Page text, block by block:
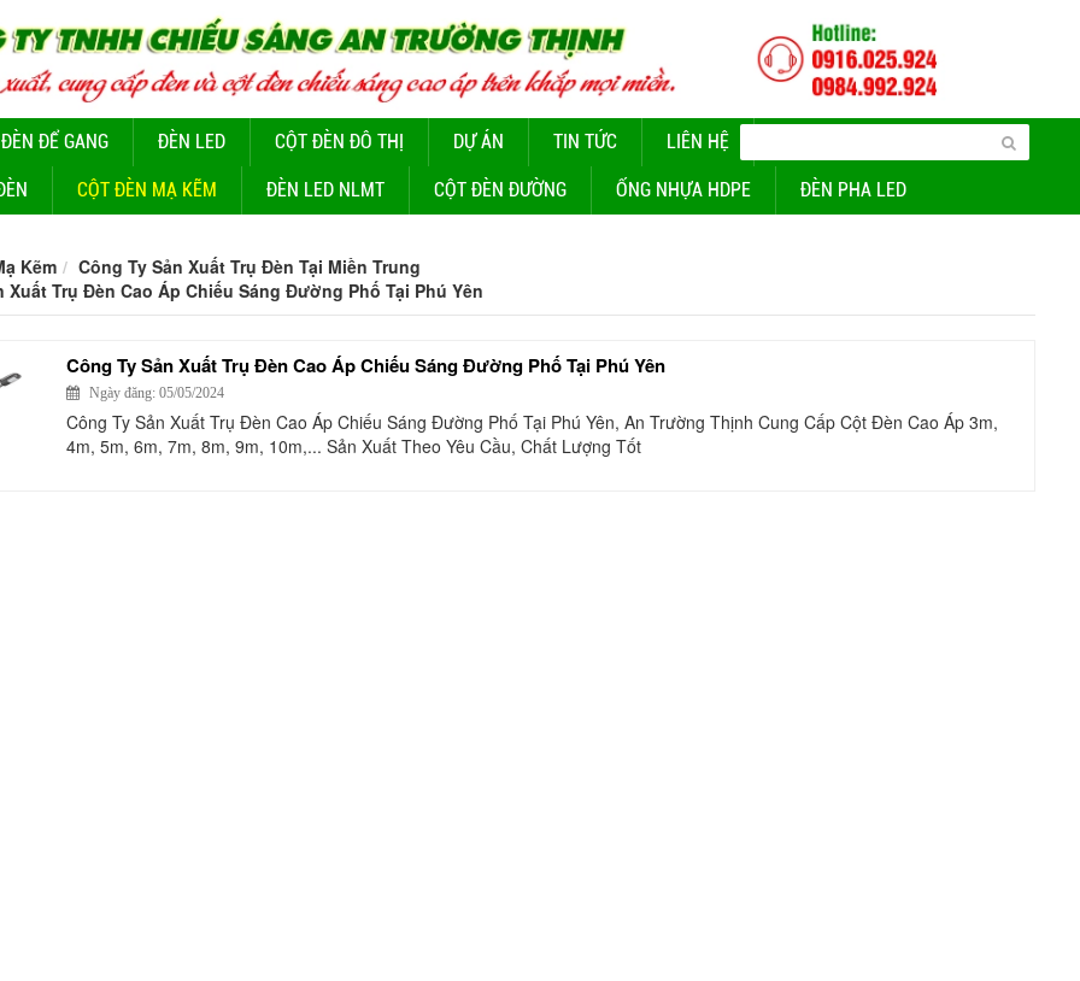
ĐỂ GANG ĐÈN LED CỘT ĐÈN ĐÔ THỊ DỰ ÁN TIN TỨC LIÊN HỆ
CỘT ĐÈN MẠ KẼM ĐÈN LED NLMT CỘT ĐÈN ĐƯỜNG ỐNG NHỰA HDPE ĐÈN PHA LED
Kẽm
Công Ty Sản Xuất Trụ Đèn Tại Miền Trung
Xuất Trụ Đèn Cao Áp Chiếu Sáng Đường Phố Tại Phú Yên
Công Ty Sản Xuất Trụ Đèn Cao Áp Chiếu Sáng Đường Phố Tại Phú Yên
Ngày đăng: 05/05/2024
Công Ty Sản Xuất Trụ Đèn Cao Áp Chiếu Sáng Đường Phố Tại Phú Yên, An Trường Thịnh Cung Cấp Cột Đèn Cao Áp 3m,
4m, 5m, 6m, 7m, 8m, 9m, 10m,... Sản Xuất Theo Yêu Cầu, Chất Lượng Tốt